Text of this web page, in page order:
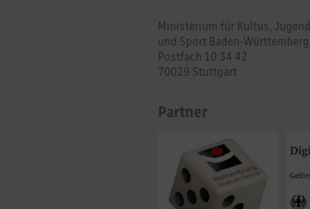
Ministerium für Kultus, Jugend
und Sport Baden-Württemberg
Postfach 10 34 42
70029 Stuttgart
Partner